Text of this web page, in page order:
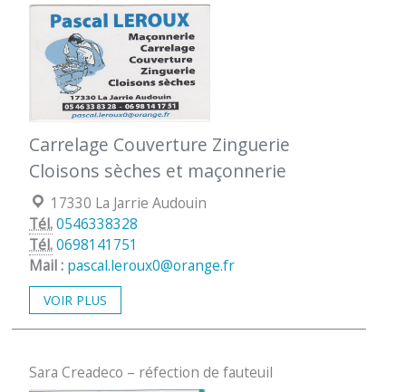
Carrelage Couverture Zinguerie
Cloisons sèches et maçonnerie
Localisation :
17330 La Jarrie Audouin
Tél.0546338328
Tél.0698141751
Mail : pascal.leroux0@orange.fr
VOIR PLUS
Sara Creadeco – réfection de fauteuil